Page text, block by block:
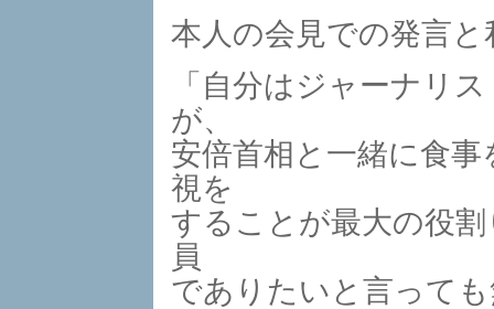
本人の会見での発言
「自分はジャーナリ
が、
安倍首相と一緒に食
視を
することが最大の役
員
でありたいと言って